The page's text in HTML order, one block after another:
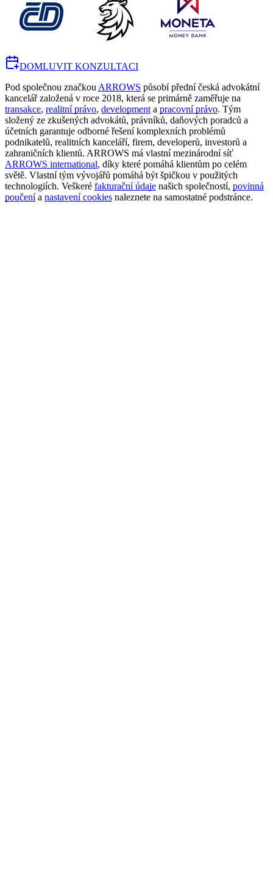
DOMLUVIT KONZULTACI
Pod společnou značkou ARROWS působí přední česká advokátní
kancelář založená v roce 2018, která se primárně zaměřuje na
transakce, realitní právo, development a pracovní právo. Tým
složený ze zkušených advokátů, právníků, daňových poradců a
účetních garantuje odborné řešení komplexních problémů
podnikatelů, realitních kanceláří, firem, developerů, investorů a
zahraničních klientů. ARROWS má vlastní mezinárodní síť
ARROWS international, díky které pomáhá klientům po celém
světě. Vlastní tým vývojářů pomáhá být špičkou v použitých
technologiích. Veškeré fakturační údaje našich společností, povinná
poučenía nastavení cookies naleznete na samostatné podstránce.